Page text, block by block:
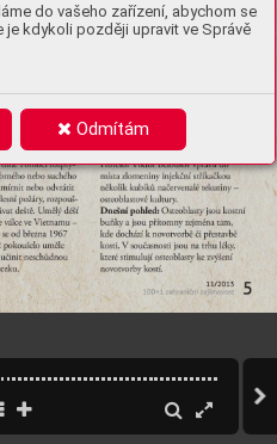
do vašeho zařízení, abychom se
je kdykoli později upravit ve Správě
Odmítám